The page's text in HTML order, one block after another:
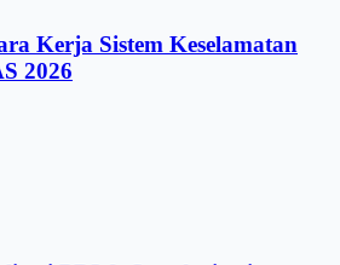
Kerja Sistem Keselamatan
2026